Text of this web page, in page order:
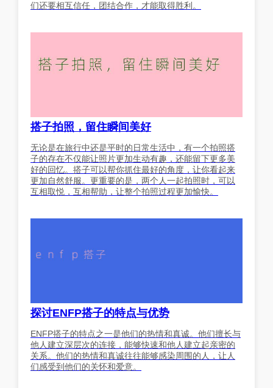
们还要相互信任，团结合作，才能取得胜利。
搭子拍照，留住瞬间美好
无论是在旅行中还是平时的日常生活中，有一个拍照搭
子的存在不仅能让照片更加生动有趣，还能留下更多美
好的回忆。搭子可以帮你抓住最好的角度，让你看起来
更加自然舒服。更重要的是，两个人一起拍照时，可以
互相取悦，互相帮助，让整个拍照过程更加愉快。
探讨ENFP搭子的特点与优势
ENFP搭子的特点之一是他们的热情和真诚。他们擅长与
他人建立深层次的连接，能够快速和他人建立起亲密的
关系。他们的热情和真诚往往能够感染周围的人，让人
们感受到他们的关怀和爱意。